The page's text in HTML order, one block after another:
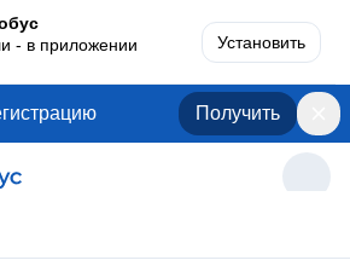
- в приложении
Установить
Получить